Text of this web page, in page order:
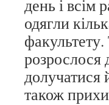
день і всім
одягли
розрослося
долучатися
також